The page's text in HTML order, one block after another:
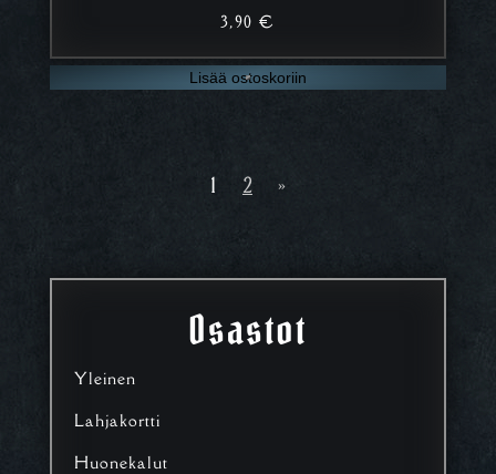
Osastot
Yleinen
Lahjakortti
Huonekalut
3,90€
Lisää ostoskoriin
1 2 »